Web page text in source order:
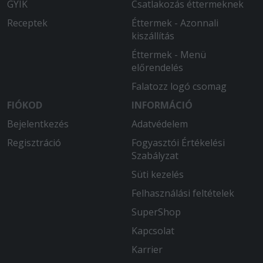
28 cm körüli változat bevezetése...
Minden rendben volt.
Kedvesek voltak az étteremben és a
2026-04-11 - Ildikó:
Nagyon friss és finom volt az étel.
Életem egyik legjobb pizzája. Puha,
vastag tészta, ízletes feltét. Megfelelő
állag. Kicsit a csípős ízt hiányoltam.
A pizza alja nyers, Soha többet innen.
GYIK
Receptek
Csatlakozás éttermeknek
Éttermek - Azonnali
kiszállítás
Éttermek - Menü
előrendelés
Falatozz logó csomag
FIÓKOD
Bejelentkezés
Regisztráció
INFORMÁCIÓ
Adatvédelem
Fogyasztói Értékelési
Szabályzat
Süti kezelés
Felhasználási feltételek
SuperShop
Kapcsolat
Karrier